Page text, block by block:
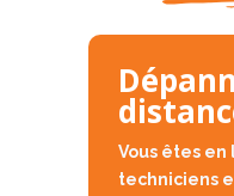
Vous êtes en
techniciens